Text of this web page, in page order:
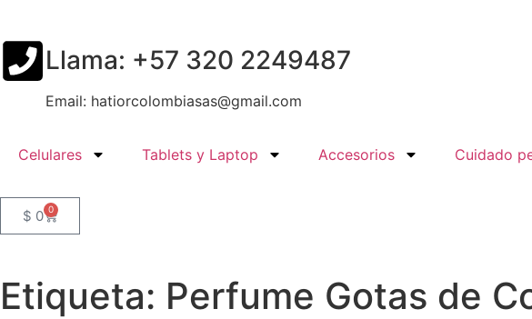
Llama: +57 320 2249487
Email: hatiorcolombiasas@gmail.com
Celulares Tablets y Laptop Accesorios Cuidado
$ 0 0
Etiqueta: Perfume Gotas de